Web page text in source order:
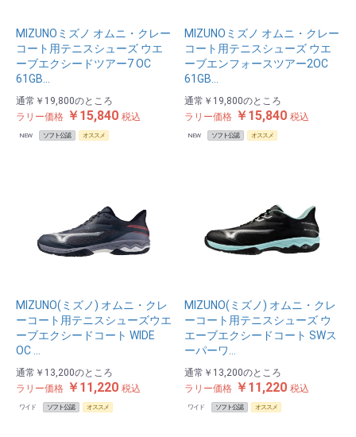
MIZUNOミズノ オムニ・クレー
コート用テニスシューズ ウエ
ーブエクシードツアー7 OC
61GB…
通常 ￥19,800のところ
ラリー価格 ￥15,840 税込
NEW ソフト公認 オススメ
MIZUNOミズノ オムニ・クレー
コート用テニスシューズ ウエ
ーブエンフォースツアー2OC
61GB…
通常 ￥19,800のところ
ラリー価格 ￥15,840 税込
NEW ソフト公認 オススメ
MIZUNO(ミズノ) オムニ・クレ
ーコート用テニスシューズウエ
ーブエクシードコート WIDE
OC …
通常 ￥13,200のところ
ラリー価格 ￥11,220 税込
ワイド ソフト公認 オススメ
MIZUNO(ミズノ) オムニ・クレ
ーコート用テニスシューズ ウ
エーブエクシードコート SWス
ーパーワ…
通常 ￥13,200のところ
ラリー価格 ￥11,220 税込
ワイド ソフト公認 オススメ